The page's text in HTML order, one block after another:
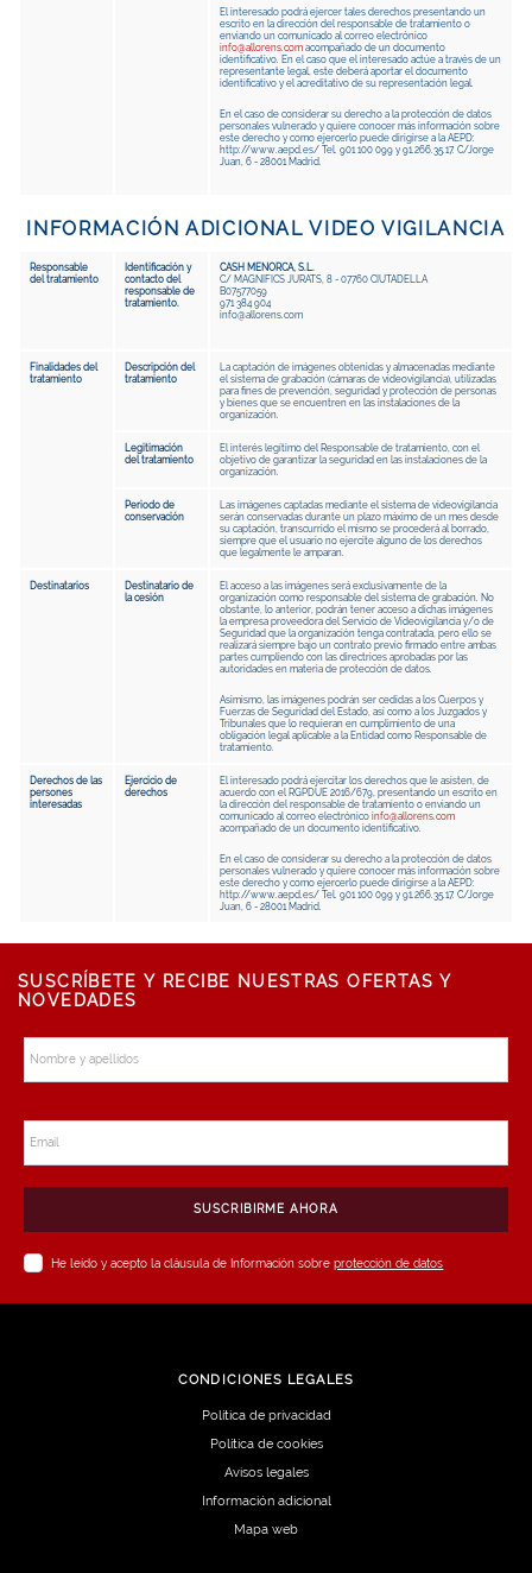
El interesado podrá ejercer tales derechos presentando un
escrito en la dirección del responsable de tratamiento o
enviando un comunicado al correo electrónico
info@allorens.com acompañado de un documento
identificativo. En el caso que el interesado actúe a través de un
representante legal, este deberá aportar el documento
identificativo y el acreditativo de su representación legal.
En el caso de considerar su derecho a la protección de datos
personales vulnerado y quiere conocer más información sobre
este derecho y como ejercerlo puede dirigirse a la AEPD:
http://www.aepd.es/ Tel. 901 100 099 y 91.266.35.17. C/Jorge
Juan, 6 - 28001 Madrid.
INFORMACIÓN ADICIONAL VIDEO VIGILANCIA
Responsable
del tratamiento
Identificación y
contacto del
responsable de
tratamiento.
CASH MENORCA, S.L.
C/ MAGNIFICS JURATS, 8 - 07760 CIUTADELLA
B07577059
971 384 904
info@allorens.com
Finalidades del
tratamiento
Descripción del
tratamiento
La captación de imágenes obtenidas y almacenadas mediante
el sistema de grabación (cámaras de videovigilancia), utilizadas
para fines de prevención, seguridad y protección de personas
y bienes que se encuentren en las instalaciones de la
organización.
Legitimación
del tratamiento
El interés legítimo del Responsable de tratamiento, con el
objetivo de garantizar la seguridad en las instalaciones de la
organización.
Periodo de
conservación
Las imágenes captadas mediante el sistema de videovigilancia
serán conservadas durante un plazo máximo de un mes desde
su captación, transcurrido el mismo se procederá al borrado,
siempre que el usuario no ejercite alguno de los derechos
que legalmente le amparan.
Destinatarios
Destinatario de
la cesión
El acceso a las imágenes será exclusivamente de la
organización como responsable del sistema de grabación. No
obstante, lo anterior, podrán tener acceso a dichas imágenes
la empresa proveedora del Servicio de Videovigilancia y/o de
Seguridad que la organización tenga contratada, pero ello se
realizará siempre bajo un contrato previo firmado entre ambas
partes cumpliendo con las directrices aprobadas por las
autoridades en materia de protección de datos.
Asimismo, las imágenes podrán ser cedidas a los Cuerpos y
Fuerzas de Seguridad del Estado, así como a los Juzgados y
Tribunales que lo requieran en cumplimiento de una
obligación legal aplicable a la Entidad como Responsable de
tratamiento.
Derechos de las
persones
interesadas
Ejercicio de
derechos
El interesado podrá ejercitar los derechos que le asisten, de
acuerdo con el RGPDUE 2016/679, presentando un escrito en
la dirección del responsable de tratamiento o enviando un
comunicado al correo electrónicoinfo@allorens.com
acompañado de un documento identificativo.
En el caso de considerar su derecho a la protección de datos
personales vulnerado y quiere conocer más información sobre
este derecho y como ejercerlo puede dirigirse a la AEPD:
http://www.aepd.es/ Tel. 901 100 099 y 91.266.35.17. C/Jorge
Juan, 6 - 28001 Madrid.
SUSCRÍBETE Y RECIBE NUESTRAS OFERTAS Y
NOVEDADES
Nombre y apellidos
Email
SUSCRIBIRME AHORA
He leído y acepto la cláusula de Información sobreprotección de datos
CONDICIONES LEGALES
Política de privacidad
Política de cookies
Avisos legales
Información adicional
Mapa web